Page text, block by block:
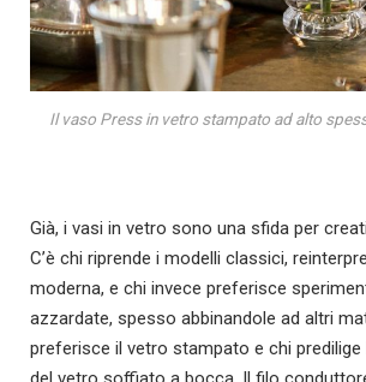
Il vaso Press in vetro stampato ad alto
Già, i vasi in vetro sono una sfida per
C’è chi riprende i modelli classici,
moderna, e chi invece preferisce
azzardate, spesso abbinandole ad altri
preferisce il vetro stampato e chi predilige